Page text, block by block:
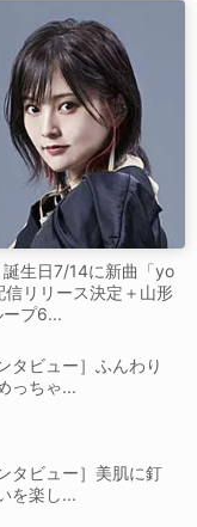
誕生日7/14に新曲「yo
信リリース決定＋山形
ープ6...
タビュー］ふんわり
っちゃ...
タビュー］美肌に釘
を楽し...